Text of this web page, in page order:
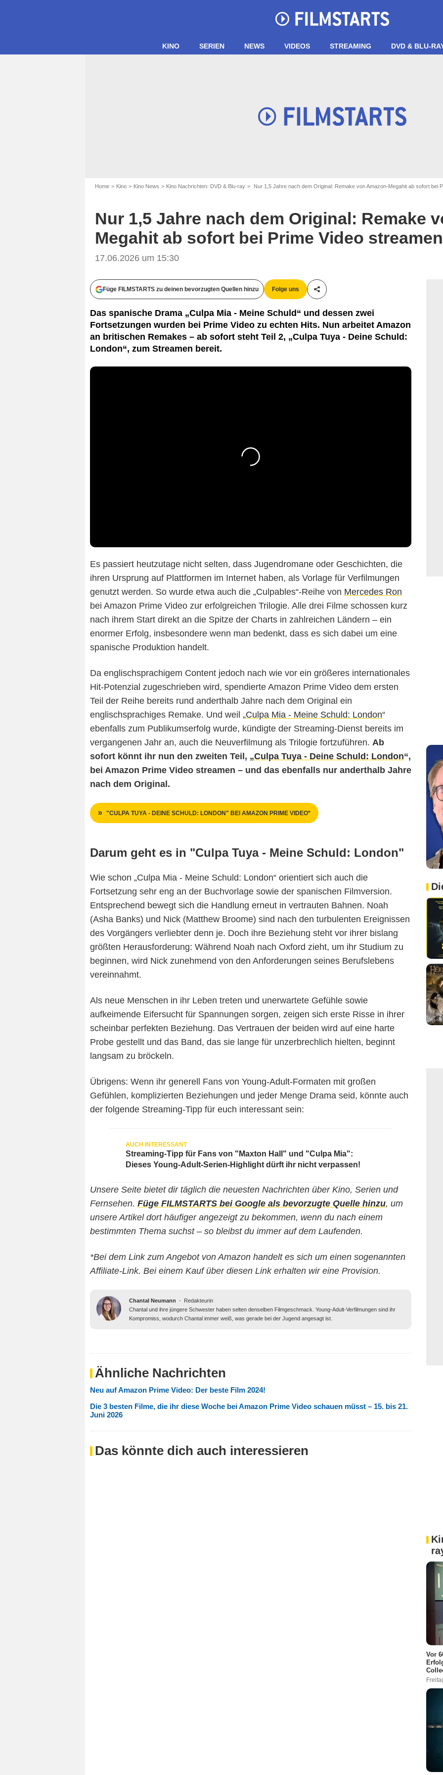
KINO SERIEN NEWS VIDEOS STREAMING DVD & BLU-
Home Kino Kino News Kino Nachrichten: DVD & Blu-ray Nur 1,5 Jahre nach dem Original: Remake von Amazon-Megahit ab sofort bei
Nur 1,5 Jahre nach dem Original: Remake
Megahit ab sofort bei Prime Video streamen
17.06.2026 um 15:30
Füge FILMSTARTS zu deinen bevorzugten Quellen hinzu Folge uns
Teile diesen Artikel
Das spanische Drama „Culpa Mia - Meine Schuld“ und dessen zwei
Fortsetzungen wurden bei Prime Video zu echten Hits. Nun arbeitet Amazon
an britischen Remakes – ab sofort steht Teil 2, „Culpa Tuya - Deine Schuld:
London“, zum Streamen bereit.
Es passiert heutzutage nicht selten, dass Jugendromane oder Geschichten, die
ihren Ursprung auf Plattformen im Internet haben, als Vorlage für Verfilmungen
genutzt werden. So wurde etwa auch die „Culpables“-Reihe von Mercedes Ron
bei Amazon Prime Video zur erfolgreichen Trilogie. Alle drei Filme schossen kurz
nach ihrem Start direkt an die Spitze der Charts in zahlreichen Ländern – ein
enormer Erfolg, insbesondere wenn man bedenkt, dass es sich dabei um eine
spanische Produktion handelt.
Da englischsprachigem Content jedoch nach wie vor ein größeres internationales
Hit-Potenzial zugeschrieben wird, spendierte Amazon Prime Video dem ersten
Teil der Reihe bereits rund anderthalb Jahre nach dem Original ein
englischsprachiges Remake. Und weil „Culpa Mia - Meine Schuld: London“
ebenfalls zum Publikumserfolg wurde, kündigte der Streaming-Dienst bereits im
vergangenen Jahr an, auch die Neuverfilmung als Trilogie fortzuführen. Ab
sofort könnt ihr nun den zweiten Teil, „Culpa Tuya - Deine Schuld: London“,
bei Amazon Prime Video streamen – und das ebenfalls nur anderthalb Jahre
nach dem Original.
"CULPA TUYA - DEINE SCHULD: LONDON" BEI AMAZON PRIME VIDEO*
Darum geht es in "Culpa Tuya - Meine Schuld: London"
Wie schon „Culpa Mia - Meine Schuld: London“ orientiert sich auch die
Fortsetzung sehr eng an der Buchvorlage sowie der spanischen Filmversion.
Entsprechend bewegt sich die Handlung erneut in vertrauten Bahnen. Noah
(Asha Banks) und Nick (Matthew Broome) sind nach den turbulenten Ereignissen
des Vorgängers verliebter denn je. Doch ihre Beziehung steht vor ihrer bislang
größten Herausforderung: Während Noah nach Oxford zieht, um ihr Studium zu
beginnen, wird Nick zunehmend von den Anforderungen seines Berufslebens
vereinnahmt.
Als neue Menschen in ihr Leben treten und unerwartete Gefühle sowie
aufkeimende Eifersucht für Spannungen sorgen, zeigen sich erste Risse in ihrer
scheinbar perfekten Beziehung. Das Vertrauen der beiden wird auf eine harte
Probe gestellt und das Band, das sie lange für unzerbrechlich hielten, beginnt
langsam zu bröckeln.
Übrigens: Wenn ihr generell Fans von Young-Adult-Formaten mit großen
Gefühlen, komplizierten Beziehungen und jeder Menge Drama seid, könnte auch
der folgende Streaming-Tipp für euch interessant sein:
Streaming-Tipp für Fans von "Maxton Hall" und "Culpa Mia":
Dieses Young-Adult-Serien-Highlight dürft ihr nicht verpassen!
Unsere Seite bietet dir täglich die neuesten Nachrichten über Kino, Serien und
Fernsehen. Füge FILMSTARTS bei Google als bevorzugte Quelle hinzu, um
unsere Artikel dort häufiger angezeigt zu bekommen, wenn du nach einem
bestimmten Thema suchst – so bleibst du immer auf dem Laufenden.
*Bei dem Link zum Angebot von Amazon handelt es sich um einen sogenannten
Affiliate-Link. Bei einem Kauf über diesen Link erhalten wir eine Provision.
Chantal Neumann -
Redakteurin
Chantal und ihre jüngere Schwester haben selten denselben Filmgeschmack. Young-Adult-Verfilmungen sind ihr
Kompromiss, wodurch Chantal immer weiß, was gerade bei der Jugend angesagt ist.
Ähnliche Nachrichten
Neu auf Amazon Prime Video: Der beste Film 2024!
Die 3 besten Filme, die ihr diese Woche bei Amazon Prime Video schauen müsst – 15. bis 21.
Juni 2026
Das könnte dich auch interessieren
Vor